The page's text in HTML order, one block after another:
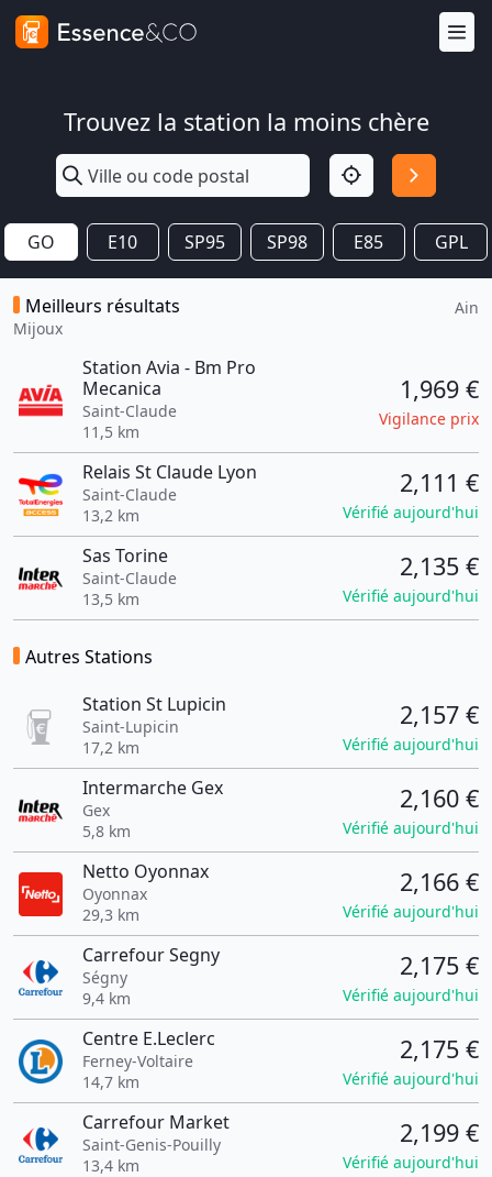
Trouvez la station la moins chère
GO E10 SP95 SP98 E85 GPL
Meilleurs résultats
Mijoux
Ain
Station Avia - Bm Pro
Mecanica
Saint-Claude
11,5 km
1,969 €
Vigilance prix
Relais St Claude Lyon
Saint-Claude
13,2 km
2,111 €
Vérifié aujourd'hui
Sas Torine
Saint-Claude
13,5 km
2,135 €
Vérifié aujourd'hui
Autres Stations
Station St Lupicin
Saint-Lupicin
17,2 km
2,157 €
Vérifié aujourd'hui
Intermarche Gex
Gex
5,8 km
2,160 €
Vérifié aujourd'hui
Netto Oyonnax
Oyonnax
29,3 km
2,166 €
Vérifié aujourd'hui
Carrefour Segny
Ségny
9,4 km
2,175 €
Vérifié aujourd'hui
Centre E.Leclerc
Ferney-Voltaire
14,7 km
2,175 €
Vérifié aujourd'hui
Carrefour Market
Saint-Genis-Pouilly
13,4 km
2,199 €
Vérifié aujourd'hui